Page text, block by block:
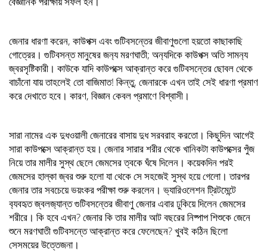
জেনার ধারণা করেন, কাউপক্স এবং গুটিবসন্তের জীবাণুগুলো হয়তো কাছাকাছি
গোত্রের। গুটিবসন্ত মানুষের জন‍্য মরণঘাতী; অন‍্যদিকে কাউপক্স অতি সামন‍্য
জ্বরসৃষ্টিকারী। কাউকে যাদি কাউপক্সে আক্রান্ত করে গুটিবসন্তের ছোবল থেকে
বাচাঁনো যায় তাহলেই তো বাজিমাত! কিন্তু, জেনারকে এখন তাই সেই ধারণা প্রমাণ
করে দেখাতে হবে। কারণ, বিজ্ঞান কেবল প্রমাণে বিশ্বাসী।
সারা নামের এক দুধওয়ালী জেনারের বাসায় দুধ সরবরাহ করতো। কিছুদিন আগেই
সারা কাউপক্সে আক্রান্ত হয়। জেনার সারার শরীর থেকে খানিকটা কাউপক্সের পুঁজ
নিয়ে তার মালীর সুস্থ ছেলে জেমসের ত্বকে ঘঁষে দিলেন। কয়েকদিন পরই
জেমসের হাল্কা জ্বর শুরু হলো যা থেকে সে সহজেই সুস্থ হয়ে গেলো। তারপর
জেনার তার সবচেয়ে ভয়ংকর পরীক্ষা শুরু করলেন। ভ‍্যারিওলেশন ট্রিটমেন্টে
ব‍্যবহৃত জ্বলজ‍্যান্ত গুটিবসন্তের জীবাণু জেনার এবার ঢুকিয়ে দিলেন জেমসের
শরীরে। কি হবে এখন? জেনার কি তার মালীর আট বছরের নিষ্পাপ শিশুকে জেনে
শুনে মরণঘাতী গুটিবসন্তে আক্রান্ত করে ফেলেছেন? খুবই কঠিন ছিলো
সেসময়ের উত্তেজনা।